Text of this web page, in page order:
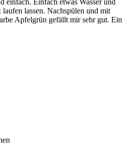
einfach. Einfach etwas Wasser und
lassen. Nachspülen und mit
Apfelgrün gefällt mir sehr gut. Ein